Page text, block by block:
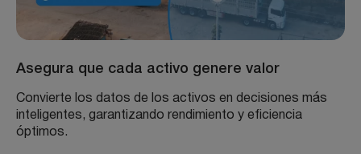
Asegura que cada activo genere valor
Convierte los datos de los activos en decisiones más
inteligentes, garantizando rendimiento y eficiencia
óptimos.